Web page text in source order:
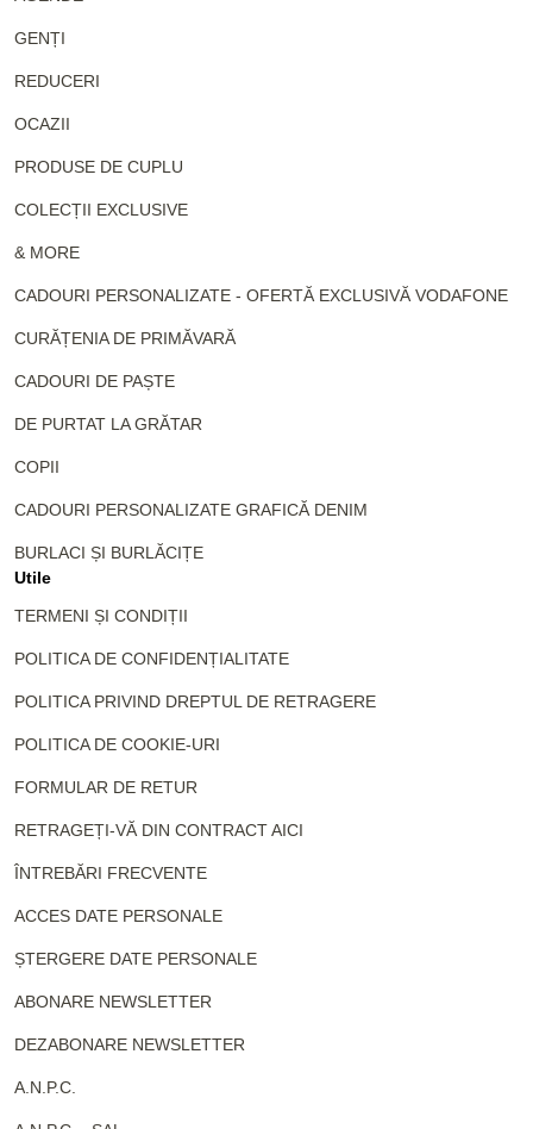
GENȚI
REDUCERI
OCAZII
PRODUSE DE CUPLU
COLECȚII EXCLUSIVE
& MORE
CADOURI PERSONALIZATE - OFERTĂ EXCLUSIVĂ VODAFONE
CURĂȚENIA DE PRIMĂVARĂ
CADOURI DE PAȘTE
DE PURTAT LA GRĂTAR
COPII
CADOURI PERSONALIZATE GRAFICĂ DENIM
BURLACI ȘI BURLĂCIȚE
Utile
TERMENI ȘI CONDIȚII
POLITICA DE CONFIDENȚIALITATE
POLITICA PRIVIND DREPTUL DE RETRAGERE
POLITICA DE COOKIE-URI
FORMULAR DE RETUR
RETRAGEȚI-VĂ DIN CONTRACT AICI
ÎNTREBĂRI FRECVENTE
ACCES DATE PERSONALE
ȘTERGERE DATE PERSONALE
ABONARE NEWSLETTER
DEZABONARE NEWSLETTER
A.N.P.C.